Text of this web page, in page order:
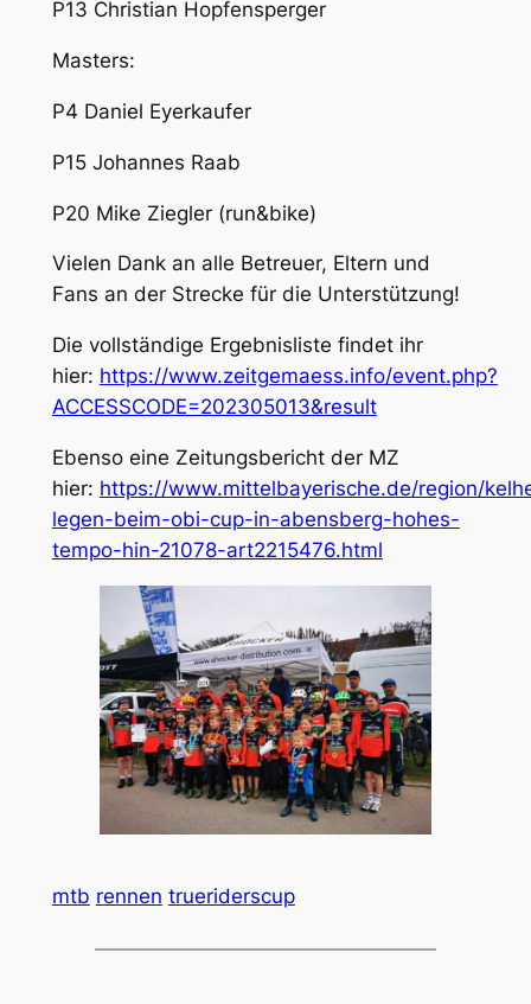
P13 Christian Hopfensperger
Masters:
P4 Daniel Eyerkaufer
P15 Johannes Raab
P20 Mike Ziegler (run&bike)
Vielen Dank an alle Betreuer, Eltern und
Fans an der Strecke für die Unterstützung!
Die vollständige Ergebnisliste findet ihr
hier: https://www.zeitgemaess.info/event.php?
ACCESSCODE=202305013&result
Ebenso eine Zeitungsbericht der MZ
hier: https://www.mittelbayerische.de/region/
legen-beim-obi-cup-in-abensberg-hohes-
tempo-hin-21078-art2215476.html
mtb rennen trueriderscup